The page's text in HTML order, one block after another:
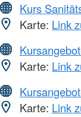
Kurs
Karte: Link
Karte: Link
Karte: Link